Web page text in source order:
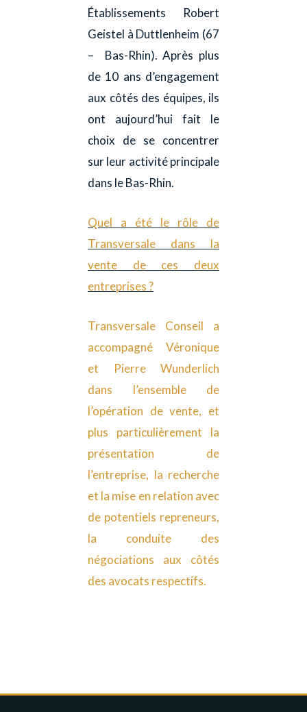
Établissements Robert
Geistel à Duttlenheim (67
– Bas-Rhin). Après plus
de 10 ans d’engagement
aux côtés des équipes, ils
ont aujourd’hui fait le
choix de se concentrer
sur leur activité principale
dans le Bas-Rhin.
Quel a été le rôle de
Transversale dans la
vente de ces deux
entreprises ?
Transversale Conseil a
accompagné Véronique
et Pierre Wunderlich
dans l’ensemble de
l’opération de vente, et
plus particulièrement la
présentation de
l’entreprise, la recherche
et la mise en relation avec
de potentiels repreneurs,
la conduite des
négociations aux côtés
des avocats respectifs.